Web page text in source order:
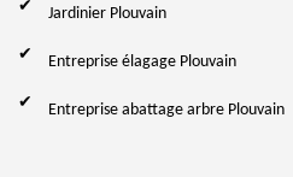
Jardinier Plouvain
Entreprise élagage Plouvain
Entreprise abattage arbre Plouvain